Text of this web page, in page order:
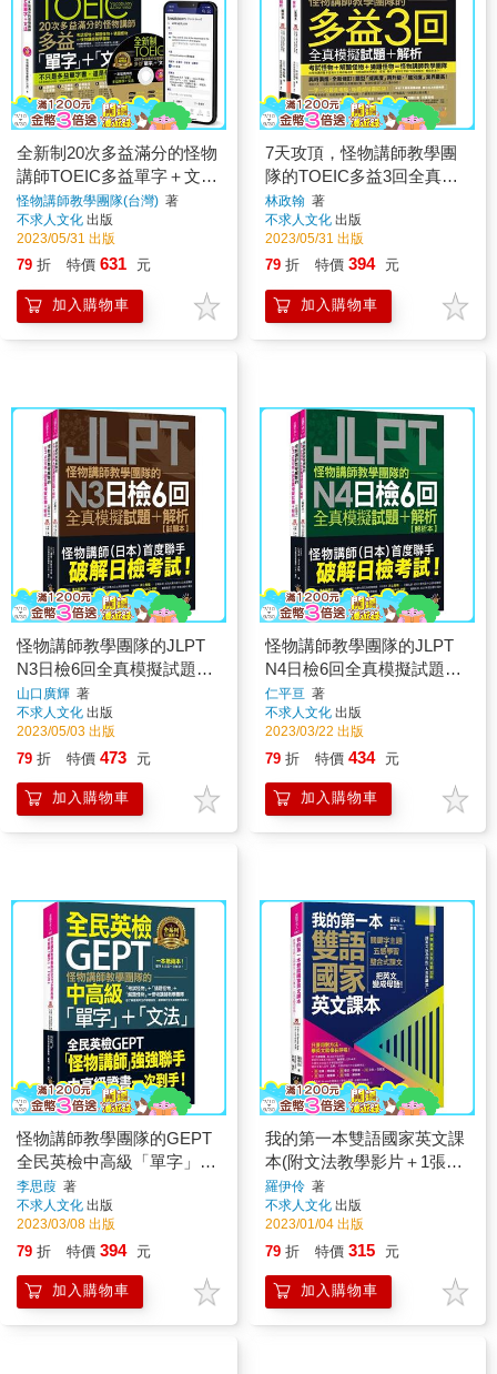
全新制20次多益滿分的怪物
講師TOEIC多益單字＋文法
【最強多益互動學習套組】
(Youtor App，Ios/Android適
用)【網路獨家套組】
怪物講師教學團隊(台灣) 著
不求人文化 出版
2023/05/31 出版
79 折 特價 631 元
加入購物車
7天攻頂，怪物講師教學團
隊的TOEIC多益3回全真模
擬試題＋解析(2書＋
「Youtor App」內含VRP虛
擬點讀筆＋防水書套)
林政翰 著
不求人文化 出版
2023/05/31 出版
79 折 特價 394 元
加入購物車
怪物講師教學團隊的JLPT
N3日檢6回全真模擬試題＋
解析(2書＋附「Youtor
App」內含VRP虛擬點讀筆
＋防水書套)
山口廣輝 著
不求人文化 出版
2023/05/03 出版
79 折 特價 473 元
加入購物車
怪物講師教學團隊的JLPT
N4日檢6回全真模擬試題＋
解析(2書＋「Youtor App」
內含VRP虛擬點讀筆＋防水
書套)
仁平亘 著
不求人文化 出版
2023/03/22 出版
79 折 特價 434 元
加入購物車
怪物講師教學團隊的GEPT
全民英檢中高級「單字」＋
「文法」(附文法教學影片
＋「Youtor App」內含VRP
虛擬點讀筆)
李思葭 著
不求人文化 出版
2023/03/08 出版
79 折 特價 394 元
加入購物車
我的第一本雙語國家英文課
本(附文法教學影片＋1張
「2030雙語國家懶人包」及
「Youtor App」內含VRP虛
擬點讀筆)
羅伊伶 著
不求人文化 出版
2023/01/04 出版
79 折 特價 315 元
加入購物車